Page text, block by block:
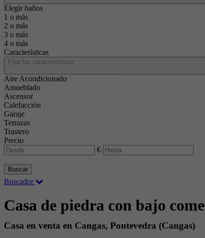
Elegir baños
1 o más
2 o más
3 o más
4 o más
Características
Elija las características
Aire Acondicionado
Amueblado
Ascensor
Calefacción
Garaje
Terrazas
Trastero
Precio
€
Buscar
Buscador
Casa de piedra con bajo
Casa en venta en Cangas, Pontevedra (Cangas)